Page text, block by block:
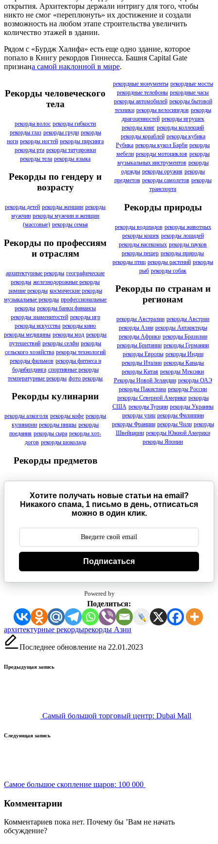
открытия. Архитекторы держали интригу для того, чтобы
никто не смог «переплюнуть» их достижение и создали
возможность на любом этапе строительства увеличить
количество этажей в здании.
Рядом с «Бурдж Халифа» есть еще одно здание, которое
попало в Книгу рекордов Гиннесса. Башня Capital Gate
признана самой наклонной в мире.
Рекорды человеческого
тела
рекорды волос рекорды гибкости
рекорды глаз рекорды груди рекорды
ноги рекорды ногтей рекорды пирсинга
рекорды рта рекорды татуировки
рекорды тела рекорды языка
Рекорды по гендеру и
возрасту
рекорды детей рекорды женщин рекорды
мужчин рекорды мужчин и женщин
(массовые) рекорды семья
Рекорды по профессиям
и отраслям
архитектурные рекорды географические
рекорды железнодорожные рекорды
зимние рекорды космические рекорды
музыкальные рекорды профессиональные
рекорды рекорды банки финансы
рекорды знаменитостей рекорды игр
рекорды искусства рекорды кино
рекорды медицины рекорды мод рекорды
путешествий рекорды селфи рекорды
сельского хозяйства рекорды технологий
рекорды фильмов рекорды фитнеса и
бодибилдинга спортивные рекорды
температурные рекорды фото рекорды
Рекорды кулинарии
рекорды алкоголя рекорды кофе рекорды
кулинарии рекорды пиццы рекорды
поедания рекорды сыра рекорды хот-
догов рекорды шоколада
Рекорды предметов
рекордные монументы рекордные мосты
рекордные телефоны рекордные часы
рекорды автомобилей рекорды бытовой
техники рекорды велосипедов рекорды
драгоценностей рекорды игрушек
рекорды книг рекорды коллекций
рекорды кораблей рекорды кубика
Рубика рекорды кукол Барби рекорды
мебели рекорды мотоциклов рекорды
музыкальных инструментов рекорды
одежды рекорды оружия рекорды
предметов рекорды самолетов рекорды
транспорта
Рекорды природы
рекорды водопадов рекорды животных
рекорды кошек рекорды лошадей
рекорды насекомых рекорды пауков
рекорды пещер рекорды природы
рекорды птиц рекорды растений рекорды
рыб рекорды собак
Рекорды по странам и
регионам
рекорды Австралии рекорды Австрии
рекорды Азии рекорды Антарктиды
рекорды Африки рекорды Бразилии
рекорды Британии рекорды Германии
рекорды Европы рекорды Индии
рекорды Италии рекорды Канады
рекорды Китая рекорды Мексики
Рекорды Новой Зеландии рекорды ОАЭ
рекорды Пакистана рекорды России
рекорды Северной Америки рекорды
США рекорды Турции рекорды Украины
рекорды улиц рекорды Филиппин
рекорды Франции рекорды Чили рекорды
Швейцарии рекорды Южной Америки
рекорды Японии
Хотите получать новые статьи на email?
Никакого спама, 1 письмо в день, отписаться
можно в один клик.
Подписаться
Powered by
Поделиться:
Метки:
архитектурные рекордырекорды Азии
Последнее обновление на 22.01.2023
Навигация
Предыдущая запись
Самый большой торговый центр: Dubai Mall
Следующая запись
Самое большое скопление шаров: 100 000
Комментарии
Комментариев пока нет. Почему бы ’Вам не начать
обсуждение?